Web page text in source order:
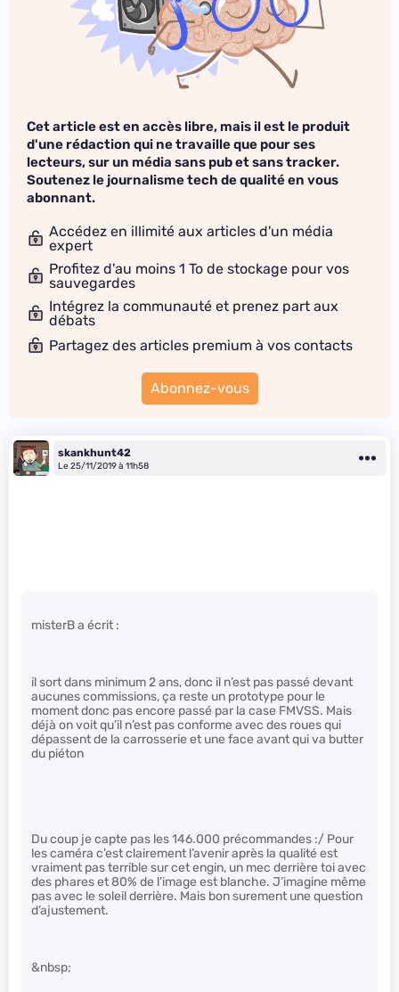
Cet article est en accès libre, mais il est le produit
d'une rédaction qui ne travaille que pour ses
lecteurs, sur un média sans pub et sans tracker.
Soutenez le journalisme tech de qualité en vous
abonnant.
Accédez en illimité aux articles d'un média
expert
Profitez d'au moins 1 To de stockage pour vos
sauvegardes
Intégrez la communauté et prenez part aux
débats
Partagez des articles premium à vos contacts
Abonnez-vous
skankhunt42
Le 25/11/2019 à 11h58
misterB a écrit :
il sort dans minimum 2 ans, donc il n’est pas passé devant
aucunes commissions, ça reste un prototype pour le
moment donc pas encore passé par la case FMVSS. Mais
déjà on voit qu’il n’est pas conforme avec des roues qui
dépassent de la carrosserie et une face avant qui va butter
du piéton
Du coup je capte pas les 146.000 précommandes :/ Pour
les caméra c’est clairement l’avenir après la qualité est
vraiment pas terrible sur cet engin, un mec derrière toi avec
des phares et 80% de l’image est blanche. J’imagine même
pas avec le soleil derrière. Mais bon surement une question
d’ajustement.
&nbsp;